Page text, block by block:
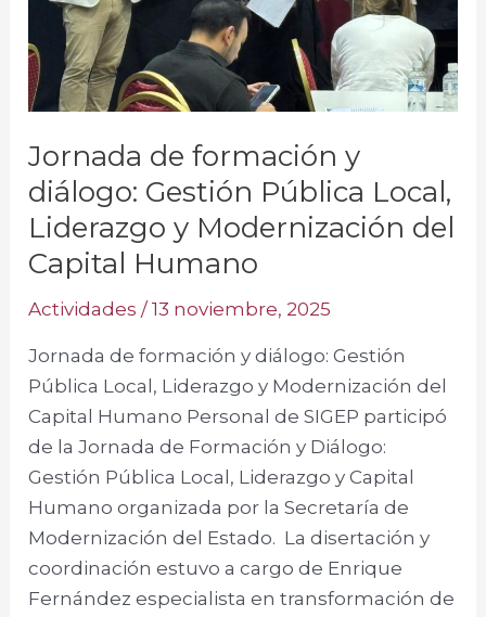
Jornada de formación y
diálogo: Gestión Pública Local,
Liderazgo y Modernización del
Capital Humano
Actividades /13 noviembre, 2025
Jornada de formación y diálogo: Gestión
Pública Local, Liderazgo y Modernización del
Capital Humano Personal de SIGEP participó
de la Jornada de Formación y Diálogo:
Gestión Pública Local, Liderazgo y Capital
Humano organizada por la Secretaría de
Modernización del Estado. La disertación y
coordinación estuvo a cargo de Enrique
Fernández especialista en transformación de
Local,
Liderazgo
y
Modernización
Capital
Humano